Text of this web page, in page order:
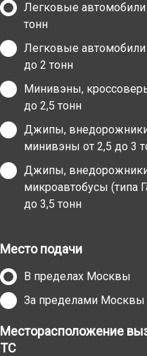
Легковые автомобили
тонн
Легковые автомобили
до 2 тонн
Минивэны,
до 2,5 тонн
Джипы,
минивэны от 2,5 до 3
Джипы,
микроавтобусы (типа
до 3,5 тонн
Место подачи
В пределах Москвы
За пределами Москвы
Месторасположение
ТС